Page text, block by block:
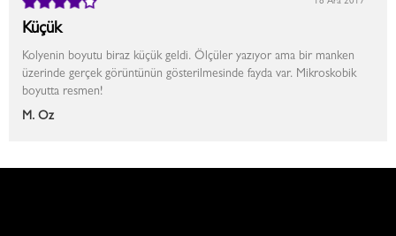
Küçük
Kolyenin boyutu biraz küçük geldi. Ölçüler yazıyor ama bir manken
üzerinde gerçek görüntünün gösterilmesinde fayda var. Mikroskobik
boyutta resmen!
M. Öz